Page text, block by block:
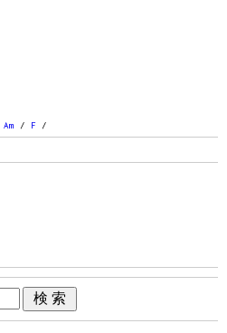
Am / F /